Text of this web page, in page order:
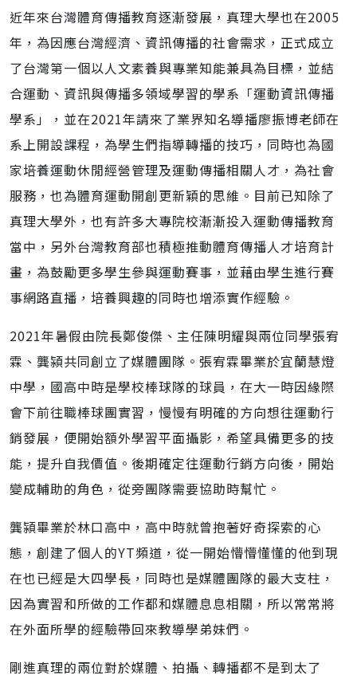
近年來台灣體育傳播教育逐漸發展，真理大學也在2005
年，為因應台灣經濟、資訊傳播的社會需求，正式成立
了台灣第一個以人文素養與專業知能兼具為目標，並結
合運動、資訊與傳播多領域學習的學系「運動資訊傳播
學系」，並在2021年請來了業界知名導播廖振博老師在
系上開設課程，為學生們指導轉播的技巧，同時也為國
家培養運動休閒經營管理及運動傳播相關人才，為社會
服務，也為體育運動開創更新穎的思維。目前已知除了
真理大學外，也有許多大專院校漸漸投入運動傳播教育
當中，另外台灣教育部也積極推動體育傳播人才培育計
畫，為鼓勵更多學生參與運動賽事，並藉由學生進行賽
事網路直播，培養興趣的同時也增添實作經驗。
2021年暑假由院長鄭俊傑、主任陳明耀與兩位同學張宥
霖、龔潁共同創立了媒體團隊。張宥霖畢業於宜蘭慧燈
中學，國高中時是學校棒球隊的球員，在大一時因緣際
會下前往職棒球團實習，慢慢有明確的方向想往運動行
銷發展，便開始額外學習平面攝影，希望具備更多的技
能，提升自我價值。後期確定往運動行銷方向後，開始
變成輔助的角色，從旁團隊需要協助時幫忙。
龔潁畢業於林口高中，高中時就曾抱著好奇探索的心
態，創建了個人的YT頻道，從一開始懵懵懂懂的他到現
在也已經是大四學長，同時也是媒體團隊的最大支柱，
因為實習和所做的工作都和媒體息息相關，所以常常將
在外面所學的經驗帶回來教導學弟妹們。
剛進真理的兩位對於媒體、拍攝、轉播都不是到太了